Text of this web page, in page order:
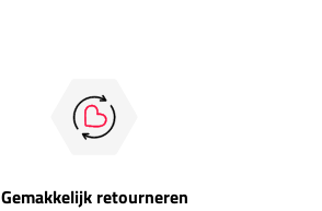
Gemakkelijk retourneren